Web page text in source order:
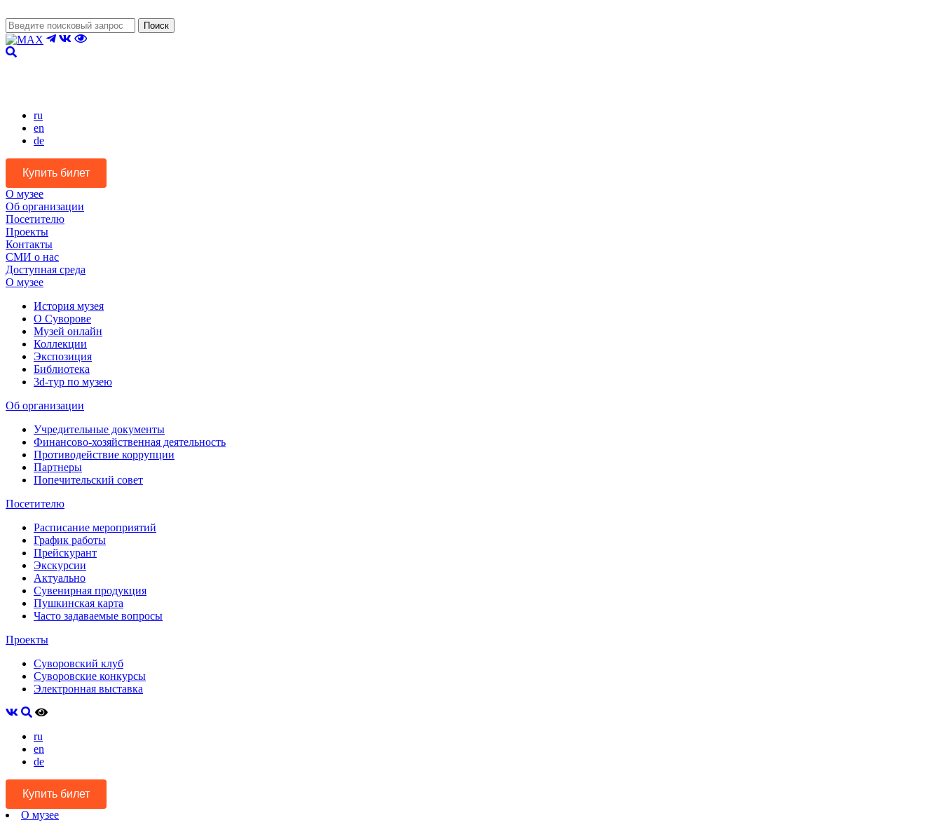
Поиск
ru
en
de
Купить билет
О музее
Об организации
Посетителю
Проекты
Контакты
СМИ о нас
Доступная среда
О музее
История музея
О Суворове
Музей онлайн
Коллекции
Экспозиция
Библиотека
3d-тур по музею
Об организации
Учредительные документы
Финансово-хозяйственная деятельность
Противодействие коррупции
Партнеры
Попечительский совет
Посетителю
Расписание мероприятий
График работы
Прейскурант
Экскурсии
Актуально
Сувенирная продукция
Пушкинская карта
Часто задаваемые вопросы
Проекты
Суворовский клуб
Суворовские конкурсы
Электронная выставка
ru
en
de
Купить билет
О музее